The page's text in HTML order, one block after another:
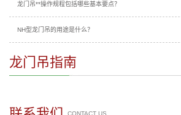
龙门吊**操作规程包括哪些基本要点？
NH型龙门吊的用途是什么？
龙门吊指南